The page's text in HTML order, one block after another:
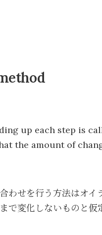
up each step is
the amount of
わせを行う方法はオ
で変化しないものと仮